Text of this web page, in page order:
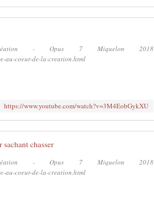
- Opus 7 Miquelon 2018
au-coeur-de-la-creation.html
https://www.youtube.com/watch?v=3M4EobGykXU
sachant chasser
- Opus 7 Miquelon 2018
au-coeur-de-la-creation.html